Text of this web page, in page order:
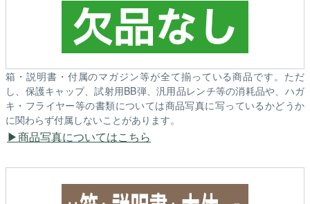
箱・説明書・付属のマガジン等が全て揃っている商品です。ただ
し、保護キャップ、試射用BB弾、汎用品レンチ等の消耗品や、ハガ
キ・フライヤー等の書類については商品写真に写っているかどうか
に関わらず付属しないことがあります。
商品写真についてはこちら